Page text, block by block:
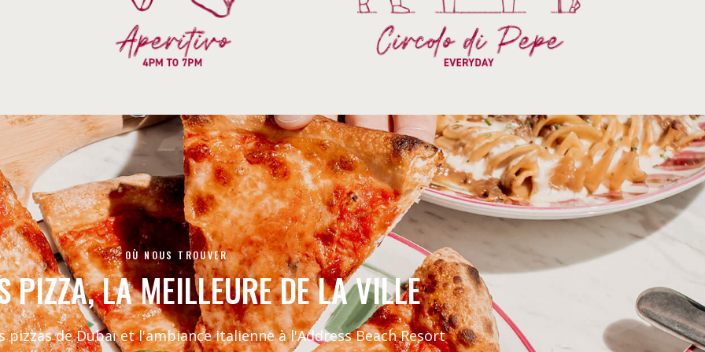
OÙ NOUS TROUVER
PIZZA, LA MEILLEURE DE LA VILLE
pizzas de Dubaï et l'ambiance italienne à l'Address Beach Resort